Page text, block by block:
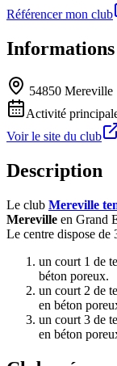
Référencer mon club
54850 Mereville
Activité
Voir le site du club
Description
Le club Mereville
Mereville en Grand
Le centre dispose de
un court 1 de
béton poreux.
un court 2 de
en béton
un court 3 de
en béton